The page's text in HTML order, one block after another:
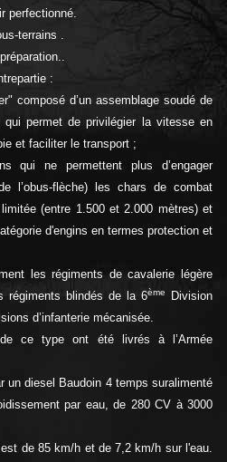
perfectionné.
terrains .
:
composé d’un assemblage soudé de
qui permet de privilégier la vitesse en
et faciliter le transport ;
qui ne permettent plus d’engager
l’obus-flèche) les chars de combat
(entre 1.500 et 2.000 mètres) et
d'engins en termes protection et
les régiments de cavalerie légère
régiments blindés de la 6ème
Division
d’infanterie mécanisée.
ce type ont été livrés à l’Armée
un diesel Baudoin 4 temps suralimenté
par eau, de 280 CV à 3000
de 85 km/h et de 7,2 km/h sur l'eau.